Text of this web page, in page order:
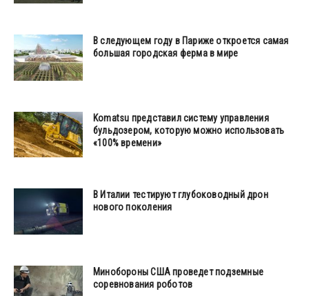
В следующем году в Париже откроется самая
большая городская ферма в мире
Komatsu представил систему управления
бульдозером, которую можно использовать
«100% времени»
В Италии тестируют глубоководный дрон
нового поколения
Минобороны США проведет подземные
соревнования роботов